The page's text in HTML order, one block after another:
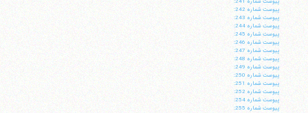
پيوست شماره 242:
پيوست شماره 243:
پيوست شماره 244:
پيوست شماره 245:
پيوست شماره 246:
پيوست شماره 247:
پيوست شماره 248:
پيوست شماره 249:
پيوست شماره 250:
پيوست شماره 251:
پيوست شماره 252:
پيوست شماره 254:
پيوست شماره 255: